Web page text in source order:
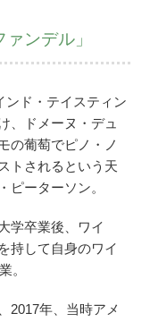
ンデル」
ンド・テイスティン
、ドメーヌ・デュ
の葡萄でピノ・ノ
トされるという天
ピーターソン。
学卒業後、ワイ
持して自身のワイ
。
2017年、当時アメ